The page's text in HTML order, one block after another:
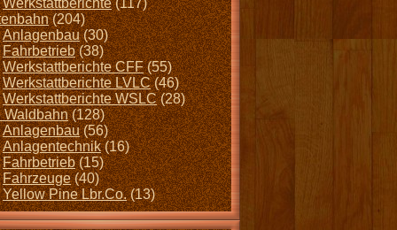
(204)
Anlagenbau(30)
Fahrbetrieb(38)
Werkstattberichte CFF(55)
Werkstattberichte LVLC(46)
Werkstattberichte WSLC(28)
Waldbahn(128)
Anlagenbau(56)
Anlagentechnik(16)
Fahrbetrieb(15)
Fahrzeuge(40)
Yellow Pine Lbr.Co.(13)